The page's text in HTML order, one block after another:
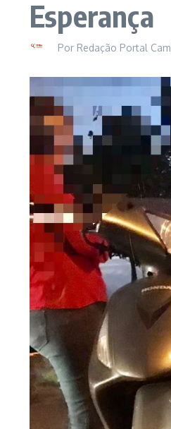
Esperança
Por Redação Portal